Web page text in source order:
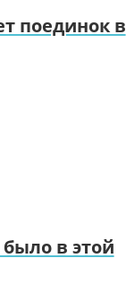
поединок в
в этой